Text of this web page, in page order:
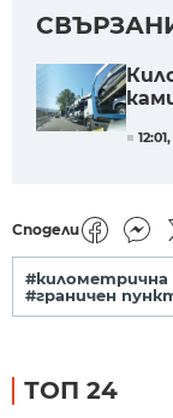
Сподели
#километрична
#граничен
ТОП 24